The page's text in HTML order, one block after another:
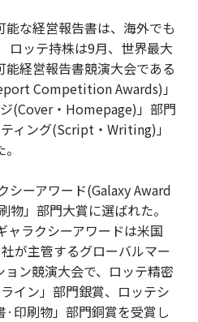
な経営報告書は、海外でも
ロッテ持株は9月、世界最大
経営報告書競演大会である
Competition Awards)」
(Cover・Homepage)」部門
ィング(Script・Writing)」
シーアワード(Galaxy Award
物」部門大賞に選ばれた。
ャラクシーアワードは米国
が主管するグローバルマー
ン競演大会で、ロッテ精密
イン」部門銀賞、ロッテシ
·印刷物」部門銅賞を受賞し